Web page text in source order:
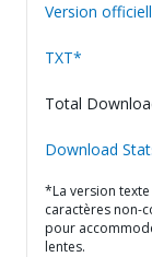
Version
TXT*
Total
Download
*La version
caractères non-
pour
lentes.